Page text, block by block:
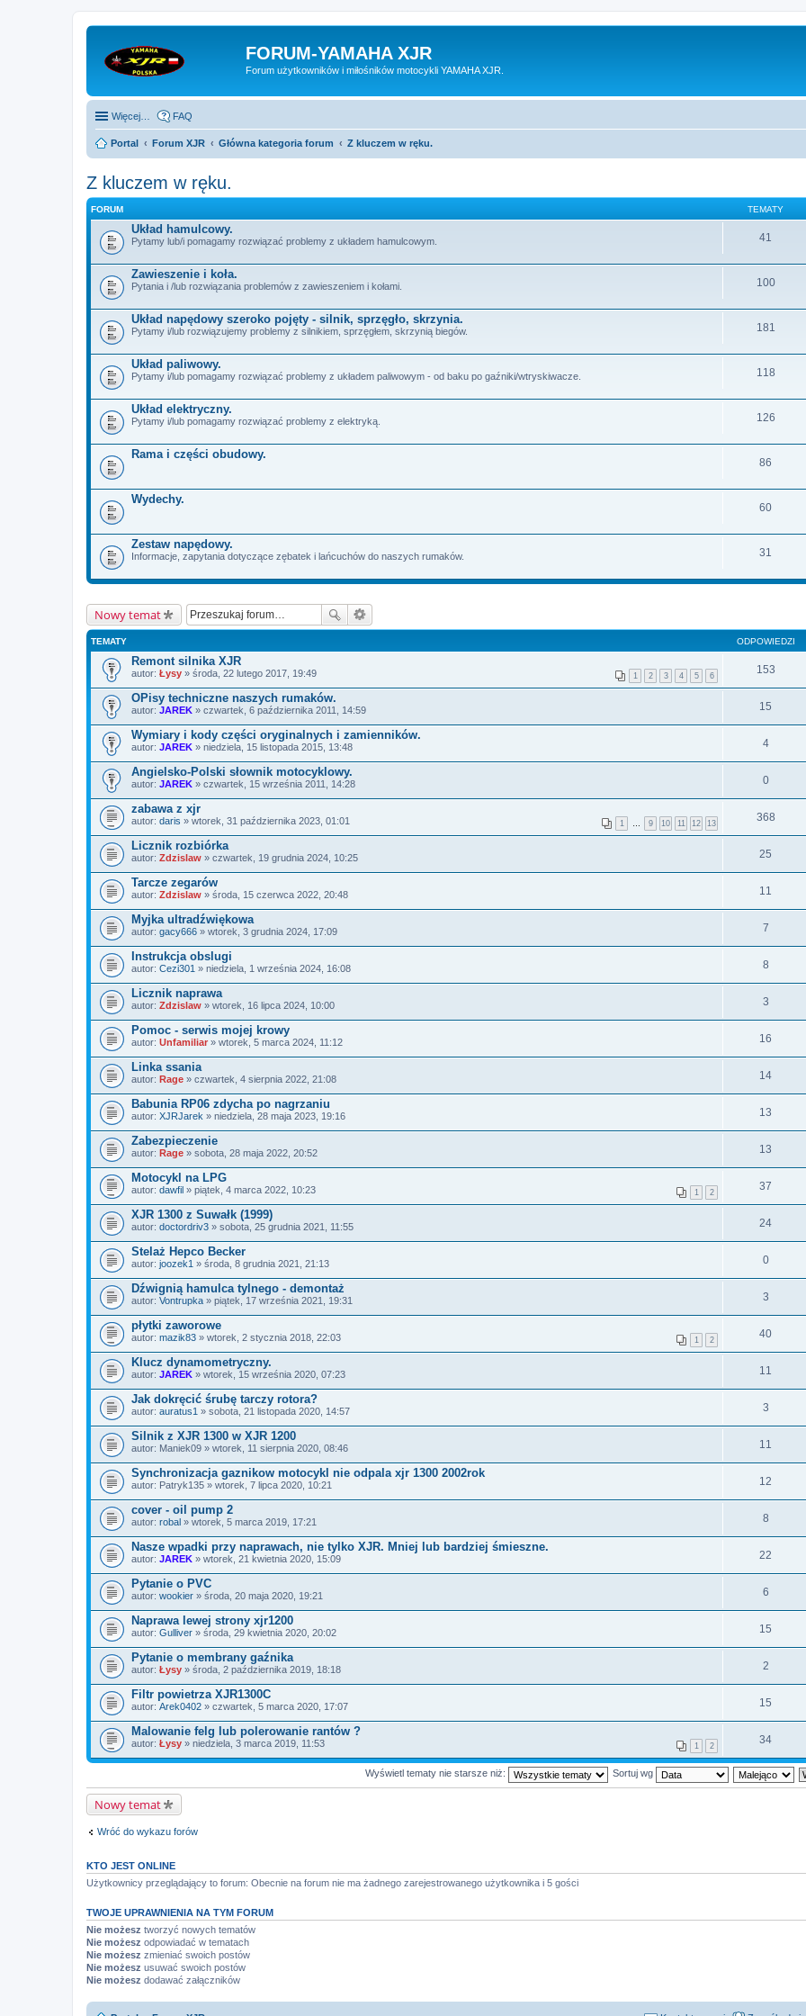
FORUM-YAMAHA XJR
Forum użytkowników i miłośników motocykli YAMAHA XJR.
Więcej… FAQ
Portal Forum XJR Główna kategoria forum Z kluczem w ręku.
Z kluczem w ręku.
FORUM TEMATY
Układ hamulcowy.
Pytamy lub/i pomagamy rozwiązać problemy z układem hamulcowym. 41
Zawieszenie i koła.
Pytania i /lub rozwiązania problemów z zawieszeniem i kołami. 100
Układ napędowy szeroko pojęty - silnik, sprzęgło, skrzynia.
Pytamy i/lub rozwiązujemy problemy z silnikiem, sprzęgłem, skrzynią biegów. 181
Układ paliwowy.
Pytamy i/lub pomagamy rozwiązać problemy z układem paliwowym - od baku po gaźniki/wtryskiwacze. 118
Układ elektryczny.
Pytamy i/lub pomagamy rozwiązać problemy z elektryką. 126
Rama i części obudowy.
86
Wydechy.
60
Zestaw napędowy.
Informacje, zapytania dotyczące zębatek i lańcuchów do naszych rumaków. 31
Nowy temat
TEMATY ODPOWIEDZI
Remont silnika XJR
1 2 3 4 5 6
autor: Łysy » środa, 22 lutego 2017, 19:49 153
OPisy techniczne naszych rumaków.
autor: JAREK » czwartek, 6 października 2011, 14:59 15
Wymiary i kody części oryginalnych i zamienników.
autor: JAREK » niedziela, 15 listopada 2015, 13:48 4
Angielsko-Polski słownik motocyklowy.
autor: JAREK » czwartek, 15 września 2011, 14:28 0
zabawa z xjr
1 9 10 11 12 13
autor: daris » wtorek, 31 października 2023, 01:01 368
Licznik rozbiórka
autor: Zdzislaw » czwartek, 19 grudnia 2024, 10:25 25
Tarcze zegarów
autor: Zdzislaw » środa, 15 czerwca 2022, 20:48 11
Myjka ultradźwiękowa
autor: gacy666 » wtorek, 3 grudnia 2024, 17:09 7
Instrukcja obslugi
autor: Cezi301 » niedziela, 1 września 2024, 16:08 8
Licznik naprawa
autor: Zdzislaw » wtorek, 16 lipca 2024, 10:00 3
Pomoc - serwis mojej krowy
autor: Unfamiliar » wtorek, 5 marca 2024, 11:12 16
Linka ssania
autor: Rage » czwartek, 4 sierpnia 2022, 21:08 14
Babunia RP06 zdycha po nagrzaniu
autor: XJRJarek » niedziela, 28 maja 2023, 19:16 13
Zabezpieczenie
autor: Rage » sobota, 28 maja 2022, 20:52 13
Motocykl na LPG
1 2
autor: dawfil » piątek, 4 marca 2022, 10:23 37
XJR 1300 z Suwałk (1999)
autor: doctordriv3 » sobota, 25 grudnia 2021, 11:55 24
Stelaż Hepco Becker
autor: joozek1 » środa, 8 grudnia 2021, 21:13 0
Dźwignią hamulca tylnego - demontaż
autor: Vontrupka » piątek, 17 września 2021, 19:31 3
płytki zaworowe
1 2
autor: mazik83 » wtorek, 2 stycznia 2018, 22:03 40
Klucz dynamometryczny.
autor: JAREK » wtorek, 15 września 2020, 07:23 11
Jak dokręcić śrubę tarczy rotora?
autor: auratus1 » sobota, 21 listopada 2020, 14:57 3
Silnik z XJR 1300 w XJR 1200
autor: Maniek09 » wtorek, 11 sierpnia 2020, 08:46 11
Synchronizacja gaznikow motocykl nie odpala xjr 1300 2002rok
autor: Patryk135 » wtorek, 7 lipca 2020, 10:21 12
cover - oil pump 2
autor: robal » wtorek, 5 marca 2019, 17:21 8
Nasze wpadki przy naprawach, nie tylko XJR. Mniej lub bardziej śmieszne.
autor: JAREK » wtorek, 21 kwietnia 2020, 15:09 22
Pytanie o PVC
autor: wookier » środa, 20 maja 2020, 19:21 6
Naprawa lewej strony xjr1200
autor: Gulliver » środa, 29 kwietnia 2020, 20:02 15
Pytanie o membrany gaźnika
autor: Łysy » środa, 2 października 2019, 18:18 2
Filtr powietrza XJR1300C
autor: Arek0402 » czwartek, 5 marca 2020, 17:07 15
Malowanie felg lub polerowanie rantów ?
1 2
autor: Łysy » niedziela, 3 marca 2019, 11:53 34
Wyświetl tematy nie starsze niż: Sortuj wg
Nowy temat
Wróć do wykazu forów
KTO JEST ONLINE
Użytkownicy przeglądający to forum: Obecnie na forum nie ma żadnego zarejestrowanego użytkownika i 5 gości
TWOJE UPRAWNIENIA NA TYM FORUM
Nie możesz tworzyć nowych tematów
Nie możesz odpowiadać w tematach
Nie możesz zmieniać swoich postów
Nie możesz usuwać swoich postów
Nie możesz dodawać załączników